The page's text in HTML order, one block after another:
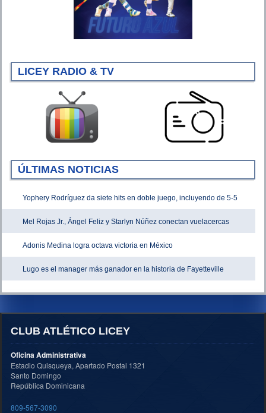
LICEY RADIO & TV
ÚLTIMAS NOTICIAS
Yophery Rodríguez da siete hits en doble juego, incluyendo de 5-5
Mel Rojas Jr., Ángel Feliz y Starlyn Núñez conectan vuelacercas
Adonis Medina logra octava victoria en México
Lugo es el manager más ganador en la historia de Fayetteville
CLUB ATLÉTICO LICEY
Oficina Administrativa
Estadio Quisqueya, Apartado Postal 1321
Santo Domingo
República Dominicana
809-567-3090